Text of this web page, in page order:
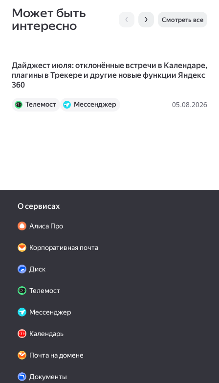
Может быть
интересно
Смотреть все
Дайджест июля: отклонённые встречи в Календаре,
плагины в Трекере и другие новые функции Яндекс
360
Телемост
Мессенджер
05.08.2026
О сервисах
Алиса Про
Корпоративная почта
Диск
Телемост
Мессенджер
Календарь
Почта на домене
Документы